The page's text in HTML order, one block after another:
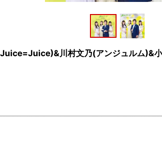
川村文乃(アンジュルム)&